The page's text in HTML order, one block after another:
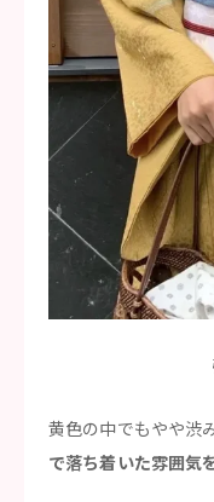
黄色の中でもやや渋
で落ち着いた雰囲気